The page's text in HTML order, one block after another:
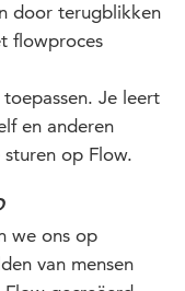
door terugblikken
flowproces
Je leert
en anderen
op Flow.
we ons op
van mensen